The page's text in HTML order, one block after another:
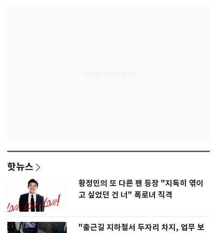
핫뉴스
황정민의 또 다른 팬 등장 "지독히 엮이
고 싶었던 건 너" 폭로녀 직격
"출근길 지하철서 두자리 차지, 업무 보